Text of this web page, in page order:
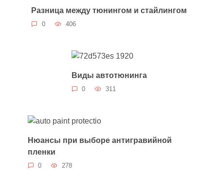
Разница между тюнингом и стайлингом
0 406
Виды автотюнинга
0 311
Нюансы при выборе антигравийной
пленки
0 278